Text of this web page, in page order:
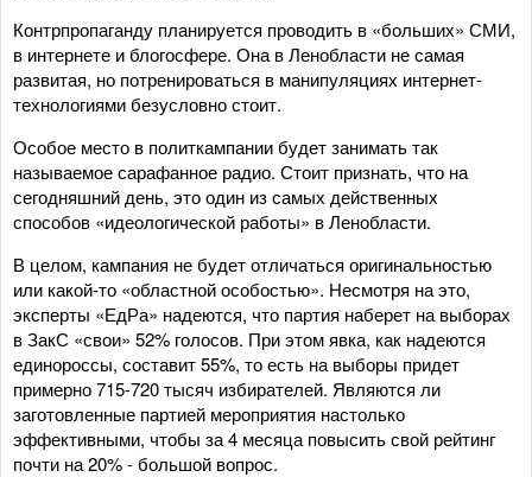
Контрпропаганду планируется проводить в «больших» СМИ,
в интернете и блогосфере. Она в Ленобласти не самая
развитая, но потренироваться в манипуляциях интернет-
технологиями безусловно стоит.
Особое место в политкампании будет занимать так
называемое сарафанное радио. Стоит признать, что на
сегодняшний день, это один из самых действенных
способов «идеологической работы» в Ленобласти.
В целом, кампания не будет отличаться оригинальностью
или какой-то «областной особостью». Несмотря на это,
эксперты «ЕдРа» надеются, что партия наберет на выборах
в ЗакС «свои» 52% голосов. При этом явка, как надеются
единороссы, составит 55%, то есть на выборы придет
примерно 715-720 тысяч избирателей. Являются ли
заготовленные партией мероприятия настолько
эффективными, чтобы за 4 месяца повысить свой рейтинг
почти на 20% - большой вопрос.